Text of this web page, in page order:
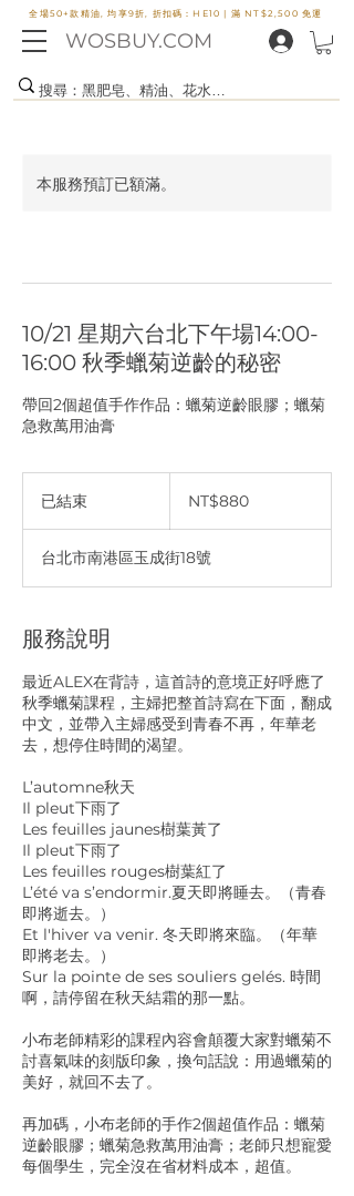
WOSBUY.COM
全場50+款精油, 均享9折, 折扣碼：HE10 | 滿 NT$2,500 免運
本服務預訂已額滿。
10/21 星期六台北下午場14:00-
16:00 秋季蠟菊逆齡的秘密
帶回2個超值手作作品：蠟菊逆齡眼膠；蠟菊
急救萬用油膏
已結束 NT$880
台北市南港區玉成街18號
服務說明
最近ALEX在背詩，這首詩的意境正好呼應了
秋季蠟菊課程，主婦把整首詩寫在下面，翻成
中文，並帶入主婦感受到青春不再，年華老
去，想停住時間的渴望。
L’automne秋天
Il pleut下雨了
Les feuilles jaunes樹葉黃了
Il pleut下雨了
Les feuilles rouges樹葉紅了
L’été va s’endormir.夏天即將睡去。（青春
即將逝去。）
Et l'hiver va venir. 冬天即將來臨。（年華
即將老去。）
Sur la pointe de ses souliers gelés. 時間
啊，請停留在秋天結霜的那一點。
小布老師精彩的課程內容會顛覆大家對蠟菊不
討喜氣味的刻版印象，換句話說：用過蠟菊的
美好，就回不去了。
再加碼，小布老師的手作2個超值作品：蠟菊
逆齡眼膠；蠟菊急救萬用油膏；老師只想寵愛
每個學生，完全沒在省材料成本，超值。